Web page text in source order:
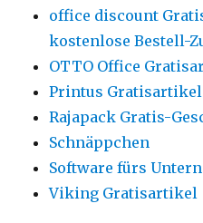
office discount
kostenlose Bestell-
OTTO Office
Printus Gratisartikel
Rajapack Gratis-
Schnäppchen
Software fürs
Viking Gratisartikel